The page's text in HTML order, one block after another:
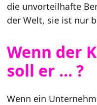
die unvorteilhafte
der Welt, sie ist nur
Wenn der
soll er … ?
Wenn ein